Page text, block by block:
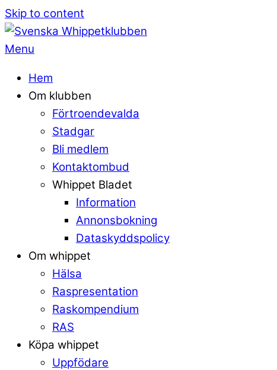
Skip to content
Menu
Hem
Om klubben
Förtroendevalda
Stadgar
Bli medlem
Kontaktombud
Whippet Bladet
Information
Annonsbokning
Dataskyddspolicy
Om whippet
Hälsa
Raspresentation
Raskompendium
RAS
Köpa whippet
Uppfödare